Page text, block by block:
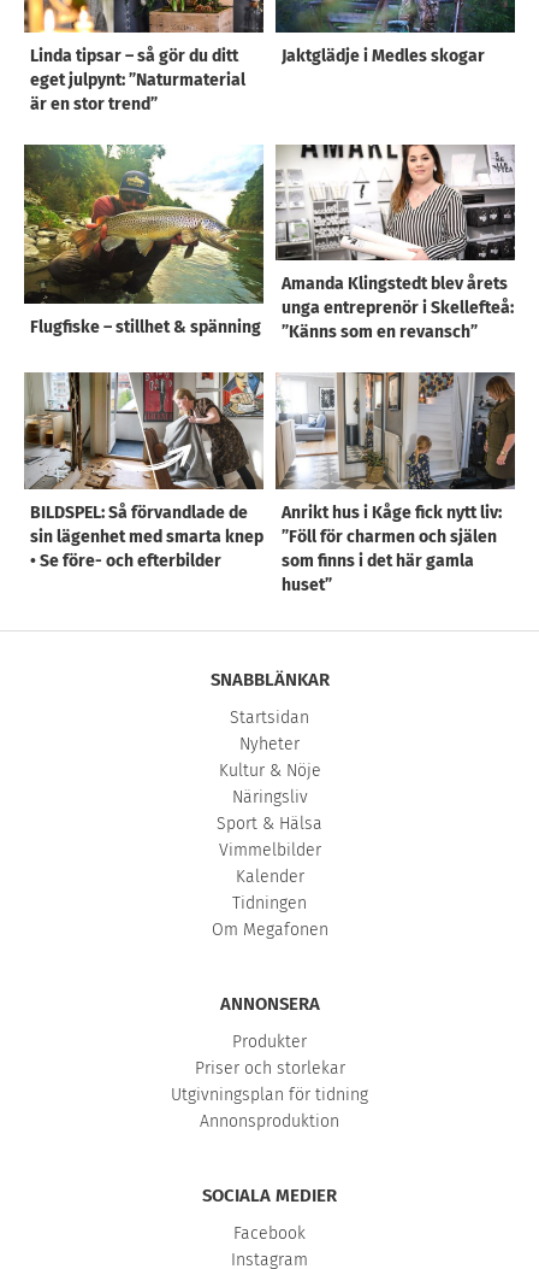
Linda tipsar – så gör du ditt
eget julpynt: ”Naturmaterial
är en stor trend”
Jaktglädje i Medles skogar
Flugfiske – stillhet & spänning
Amanda Klingstedt blev årets
unga entreprenör i Skellefteå:
”Känns som en revansch”
BILDSPEL: Så förvandlade de
sin lägenhet med smarta knep
• Se före- och efterbilder
Anrikt hus i Kåge fick nytt liv:
”Föll för charmen och själen
som finns i det här gamla
huset”
SNABBLÄNKAR
Startsidan
Nyheter
Kultur & Nöje
Näringsliv
Sport & Hälsa
Vimmelbilder
Kalender
Tidningen
Om Megafonen
ANNONSERA
Produkter
Priser och storlekar
Utgivningsplan för tidning
Annonsproduktion
SOCIALA MEDIER
Facebook
Instagram